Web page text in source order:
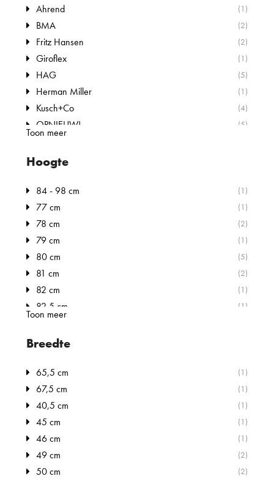
Ahrend (1)
BMA (2)
Fritz Hansen (2)
Giroflex (1)
HAG (5)
Herman Miller (1)
Kusch+Co (4)
OPNIEUW! (5)
Vitra
Diemmebi (1)
HAY (1)
Wilkhahn (1)
Casala (2)
Vepa (2)
Toon meer
Hoogte
84 - 98 cm (1)
77 cm (1)
78 cm (2)
79 cm (1)
80 cm (5)
81 cm (2)
82 cm (1)
82,5 cm (1)
86 cm
88 cm (1)
84 cm (1)
101,5 - 113,5 cm (1)
83 - 95 cm (1)
80 - 83 cm (1)
Toon meer
Breedte
65,5 cm (1)
67,5 cm (1)
40,5 cm (1)
45 cm (1)
46 cm (1)
49 cm (2)
50 cm (2)